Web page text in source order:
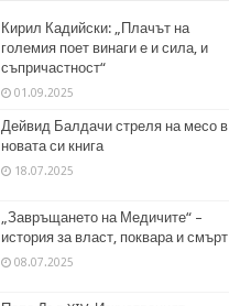
Кирил Кадийски: „Плачът на
големия поет винаги е и сила, и
съпричастност“
01.09.2025
Дейвид Балдачи стреля на месо в
новата си книга
18.07.2025
„Завръщането на Медичите“ –
история за власт, поквара и смърт
08.07.2025